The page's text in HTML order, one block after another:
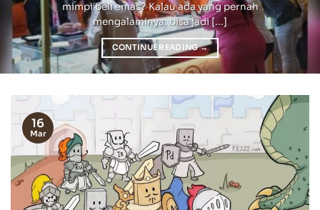
mimpi beli emas? Kalau ada yang pernah
mengalaminya, bisa jadi [...]
CONTINUE READING→
16
Mar